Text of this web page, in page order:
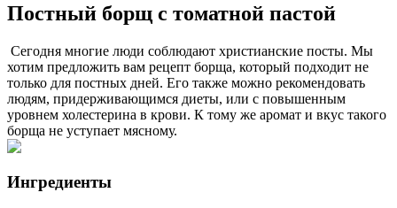
Постный борщ с томатной пастой
Сегодня многие люди соблюдают христианские посты. Мы
хотим предложить вам рецепт борща, который подходит не
только для постных дней. Его также можно рекомендовать
людям, придерживающимся диеты, или с повышенным
уровнем холестерина в крови. К тому же аромат и вкус такого
борща не уступает мясному.
Ингредиенты